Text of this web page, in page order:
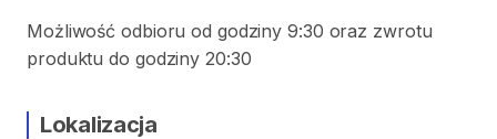
Możliwość odbioru od godziny 9:30 oraz zwrotu
produktu do godziny 20:30
Lokalizacja